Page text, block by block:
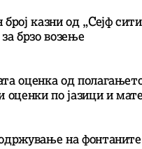
казни од „Сејф
брзо возење
оценка од
оценки по јазици и
на